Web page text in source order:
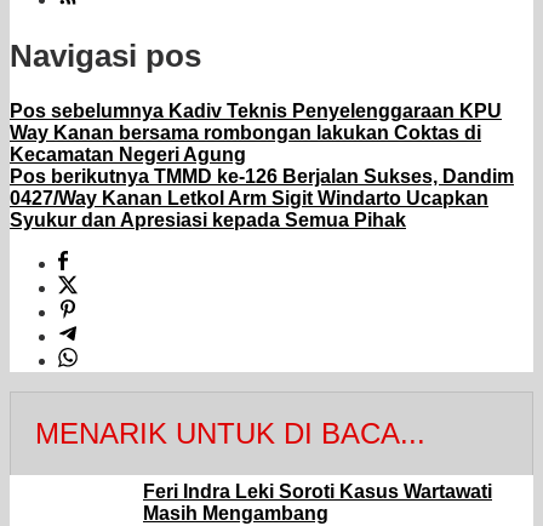
Navigasi pos
Pos sebelumnya Kadiv Teknis Penyelenggaraan KPU
Way Kanan bersama rombongan lakukan Coktas di
Kecamatan Negeri Agung
Pos berikutnya TMMD ke-126 Berjalan Sukses, Dandim
0427/Way Kanan Letkol Arm Sigit Windarto Ucapkan
Syukur dan Apresiasi kepada Semua Pihak
MENARIK UNTUK DI BACA...
Feri Indra Leki Soroti Kasus Wartawati
Masih Mengambang